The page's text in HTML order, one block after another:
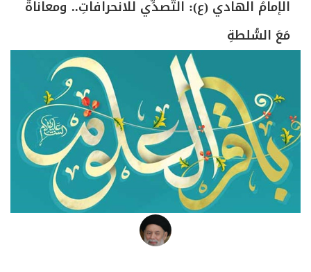
الإمامُ الهادي (ع): التَّصدِّي للانحرافاتِ.. ومعاناةٌ
مَعَ السُّلطةِ